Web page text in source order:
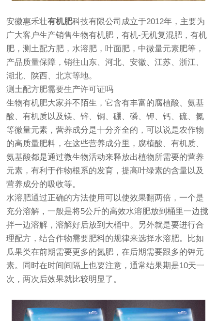
安徽惠禾壮有机肥科技有限公司成立于2012年，主要为
广大客户生产销售生物有机肥，有机-无机复混肥，有机
肥，测土配方肥，水溶肥，叶面肥，中微量元素肥等，
产品质量保障，销往山东、河北、安徽、江苏、浙江、
湖北、陕西、北京等地。
测土配方肥需要生产许可证吗
生物有机肥大家并不陌生，它含有丰富的腐植酸、氨基
酸、有机质以及镁、锌、铜、硼、磷、钾、钙、硫、氮
等微量元素，营养成分是十分齐全的，可以说是农作物
的高质量肥料，在这些营养成分里，腐植酸、有机质、
氨基酸都是通过微生物活动来释放出植物所需要的营养
元素，有利于作物根系的发育，提高叶绿素的含量以及
营养成分的吸收等。
水溶肥通过正确的方法使用可以使效果翻两倍，一个是
充分溶解，一般是将5公斤的高效水溶肥放到桶里一边搅
拌一边溶解，溶解好后放到大桶中。另外就是要进行合
理配方，结合作物需要肥料的规律来选择水溶肥。比如
瓜果类在前期需要更多的氮肥，在后期需要跟多的钾元
素。同时在时间间隔上也要注意，通常结果期是10天一
次，两次后效果就比较明显了。